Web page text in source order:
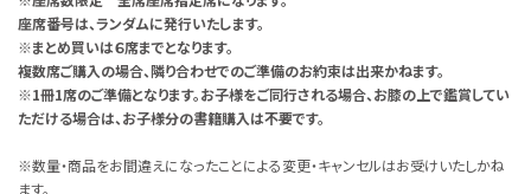
座席番号は、ランダムに発行いたします。
※まとめ買いは６席までとなります。
複数席ご購入の場合、隣り合わせでのご準備のお約束は出来かねます。
※1冊1席のご準備となります。お子様をご同行される場合、お膝の上で鑑賞してい
ただける場合は、お子様分の書籍購入は不要です。
※数量・商品をお間違えになったことによる変更・キャンセルはお受けいたしかね
ます。